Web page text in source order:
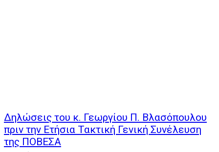
Δηλώσεις του κ. Γεωργίου Π. Βλασόπουλου
πριν την Ετήσια Τακτική Γενική Συνέλευση
της ΠΟΒΕΣΑ